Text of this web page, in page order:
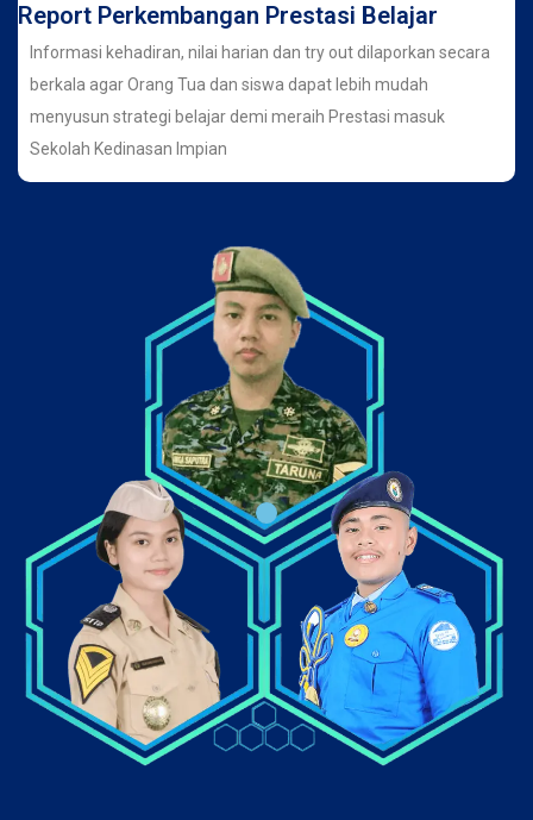
Report Perkembangan Prestasi Belajar
Informasi kehadiran, nilai harian dan try out dilaporkan secara
berkala agar Orang Tua dan siswa dapat lebih mudah
menyusun strategi belajar demi meraih Prestasi masuk
Sekolah Kedinasan Impian